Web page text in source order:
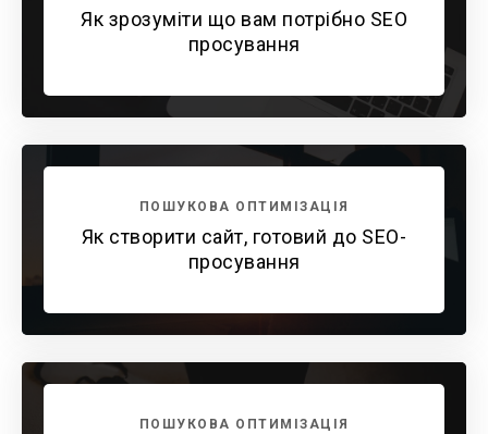
Як зрозуміти що вам потрібно SEO
просування
ПОШУКОВА ОПТИМІЗАЦІЯ
Як створити сайт, готовий до SEO-
просування
ПОШУКОВА ОПТИМІЗАЦІЯ